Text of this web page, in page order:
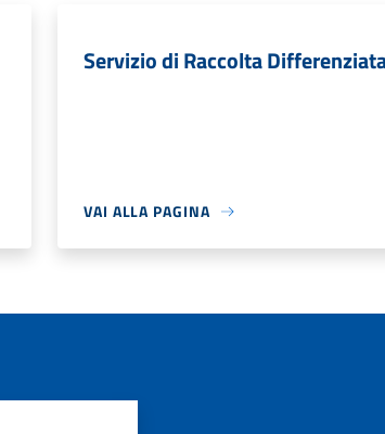
Servizio di Raccolta
VAI ALLA PAGINA